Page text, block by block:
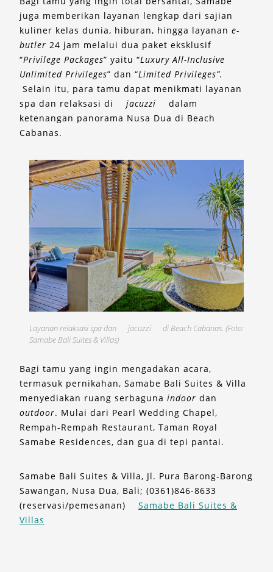
juga memberikan layanan lengkap dari sajian
kuliner kelas dunia, hiburan, hingga layanan e-
butler 24 jam melalui dua paket eksklusif
“Privilege Packages” yaitu “Luxury All-Inclusive
Unlimited Privileges” dan “Limited Privileges”.
Selain itu, para tamu dapat menikmati layanan
spa dan relaksasi di
jacuzzi
dalam
ketenangan panorama Nusa Dua di Beach
Cabanas.
Layanan relaksasi spa dan jacuzzi
di Beach Cabanas. (Foto:
Samabe Bali Suites & Villas)
Bagi tamu yang ingin mengadakan acara,
termasuk pernikahan, Samabe Bali Suites & Villa
menyediakan ruang serbaguna indoor dan
outdoor. Mulai dari Pearl Wedding Chapel,
Rempah-Rempah Restaurant, Taman Royal
Samabe Residences, dan gua di tepi pantai.
Samabe Bali Suites & Villa, Jl. Pura Barong-Barong
Sawangan, Nusa Dua, Bali; (0361)846-8633
(reservasi/pemesanan)
Samabe Bali Suites &
Villas